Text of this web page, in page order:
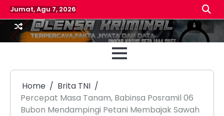
Skip
to
content
Jumat, Agu 7, 2026
Beranda
Home
Brita TNI
Percepat Masa Tanam, Babinsa Posramil 06
Bubon Mendampingi Petani Membajak Sawah